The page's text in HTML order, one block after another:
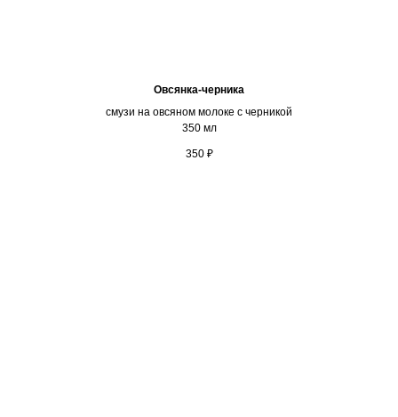
Овсянка-черника
смузи на овсяном молоке с черникой
350 мл
350 ₽